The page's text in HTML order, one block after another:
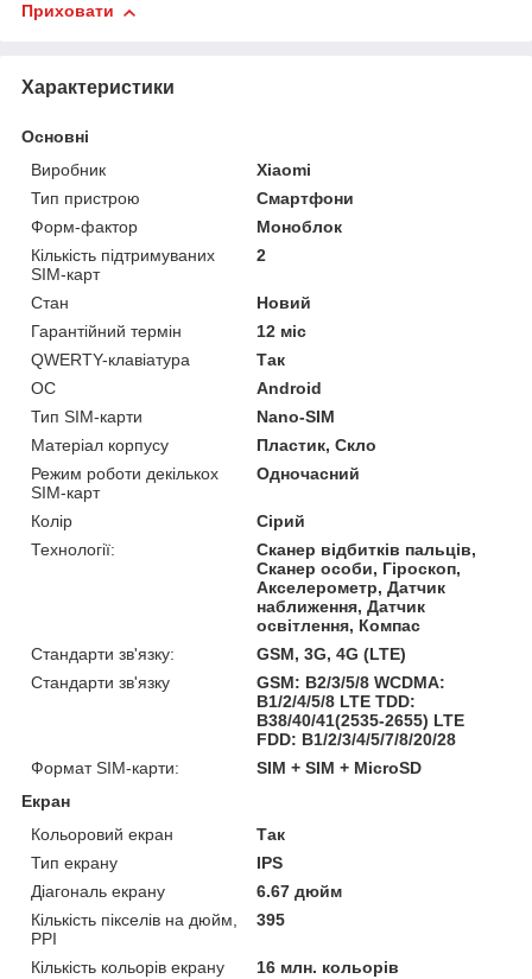
Приховати
Характеристики
Основні
Виробник
Xiaomi
Тип пристрою
Смартфони
Форм-фактор
Моноблок
Кількість підтримуваних
SIM-карт
2
Стан
Новий
Гарантійний термін
12 міс
QWERTY-клавіатура
Так
ОС
Android
Тип SIM-карти
Nano-SIM
Матеріал корпусу
Пластик, Скло
Режим роботи декількох
SIM-карт
Одночасний
Колір
Сірий
Технології:
Сканер відбитків пальців,
Сканер особи, Гіроскоп,
Акселерометр, Датчик
наближення, Датчик
освітлення, Компас
Стандарти зв'язку:
GSM, 3G, 4G (LTE)
Стандарти зв'язку
GSM: B2/3/5/8 WCDMA:
B1/2/4/5/8 LTE TDD:
B38/40/41(2535-2655) LTE
FDD: B1/2/3/4/5/7/8/20/28
Формат SIM-карти:
SIM + SIM + MicroSD
Екран
Кольоровий екран
Так
Тип екрану
IPS
Діагональ екрану
6.67 дюйм
Кількість пікселів на дюйм,
PPI
395
Кількість кольорів екрану
16 млн. кольорів